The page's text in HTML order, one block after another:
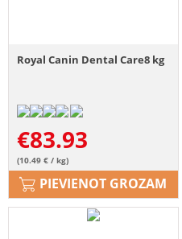
Royal Canin Dental Care8 kg
€83.93
(10.49 € / kg)
PIEVIENOT GROZAM